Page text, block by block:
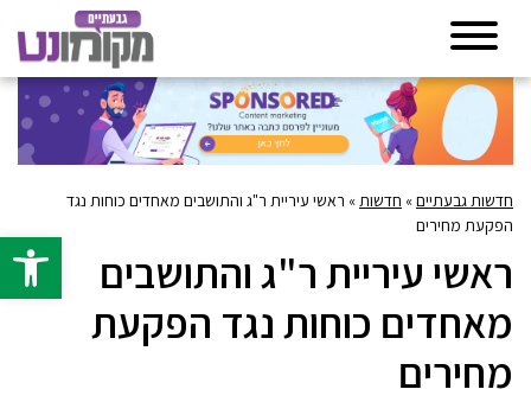
פתח
חדשות גבעתיים» חדשות » ראשי עיריית ר"ג והתושבים מאחדים כוחות נגד
הפקעת מחירים
ראשי עיריית ר"ג והתושבים
מאחדים כוחות נגד הפקעת
מחירים